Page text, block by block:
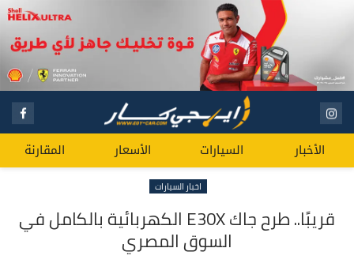
الأخبار السيارات الأسعار المقارنة
اخبار السيارات
قريبًا.. طرح جاك E30X الكهربائية بالكامل في
السوق المصري